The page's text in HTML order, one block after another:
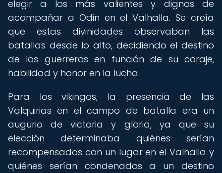
elegir a los más valientes y dignos de
acompañar a Odin en el Valhalla. Se creía
que estas divinidades observaban las
batallas desde lo alto, decidiendo el destino
de los guerreros en función de su coraje,
habilidad y honor en la lucha.
Para los vikingos, la presencia de las
Valquirias en el campo de batalla era un
augurio de victoria y gloria, ya que su
elección determinaba quiénes serían
recompensados con un lugar en el Valhalla y
quiénes serían condenados a un destino